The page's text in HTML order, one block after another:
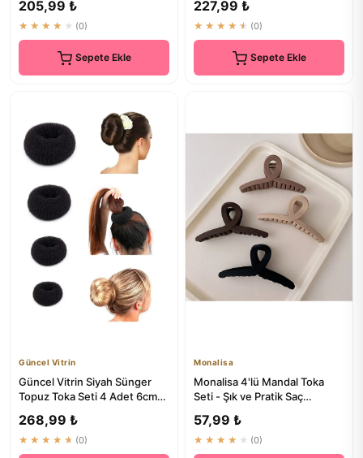
205,99 ₺
★★★★★ (0)
Sepete Ekle
227,99 ₺
★★★★★ (0)
Sepete Ekle
Güncel Vitrin
Güncel Vitrin Siyah Sünger
Topuz Toka Seti 4 Adet 6cm-
268,99 ₺
★★★★★ (0)
Monalisa
Monalisa 4'lü Mandal Toka
Seti - Şık ve Pratik Saç
57,99 ₺
★★★★★ (0)